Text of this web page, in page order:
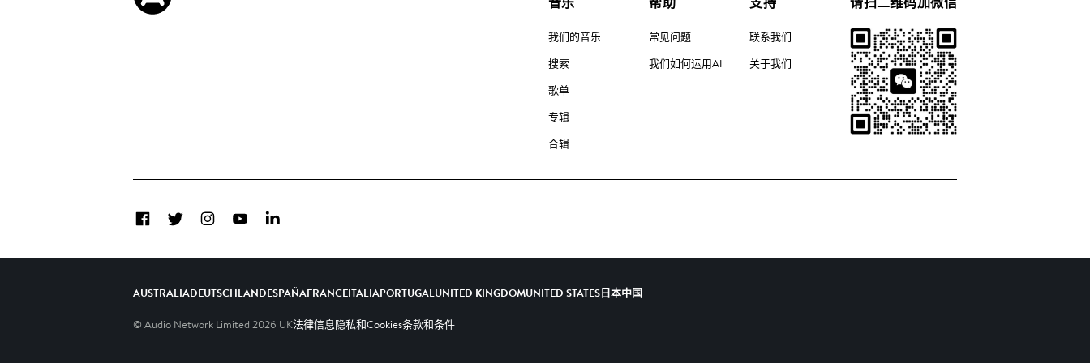
我们的音乐
搜索
歌单
专辑
合辑
常见问题
我们如何运用AI
联系我们
关于我们
FacebookTwitterInstagramYouTubeLinkedIn
AUSTRALIADEUTSCHLANDESPAÑAFRANCEITALIAPORTUGALUNITED KINGDOMUNITED STATES日本中国
© Audio Network Limited 2026 UK法律信息隐私和Cookies条款和条件